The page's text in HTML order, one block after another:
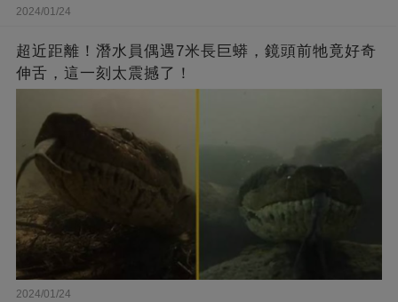
2024/01/24
超近距離！潛水員偶遇7米長巨蟒，鏡頭前牠竟好奇
伸舌，這一刻太震撼了！
2024/01/24